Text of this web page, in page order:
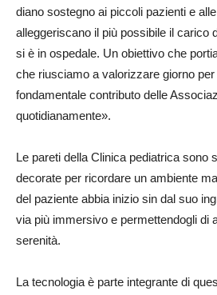
diano sostegno ai piccoli pazienti e
alleggeriscano il più possibile il carico
si è in ospedale. Un obiettivo che
che riusciamo a valorizzare giorno
fondamentale contributo delle
quotidianamente».
Le pareti della Clinica pediatrica sono
decorate per ricordare un ambiente
del paziente abbia inizio sin dal suo
via più immersivo e permettendogli di
serenità.
La tecnologia è parte integrante di